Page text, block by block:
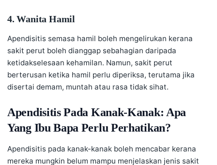
4. Wanita Hamil
Apendisitis semasa hamil boleh mengelirukan kerana
sakit perut boleh dianggap sebahagian daripada
ketidakselesaan kehamilan. Namun, sakit perut
berterusan ketika hamil perlu diperiksa, terutama jika
disertai demam, muntah atau rasa tidak sihat.
Apendisitis Pada Kanak-Kanak: Apa
Yang Ibu Bapa Perlu Perhatikan?
Apendisitis pada kanak-kanak boleh mencabar kerana
mereka mungkin belum mampu menjelaskan jenis sakit